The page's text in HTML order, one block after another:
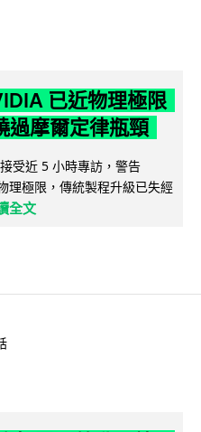
已近物理極限
過摩爾定律瓶頸
受近 5 小時專訪，警告
理極限，傳統製程升級已失經
全文